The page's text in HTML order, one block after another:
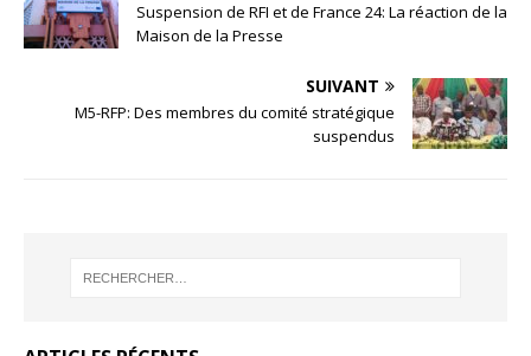
Suspension de RFI et de France 24: La réaction de la
Maison de la Presse
SUIVANT
M5-RFP: Des membres du comité stratégique
suspendus